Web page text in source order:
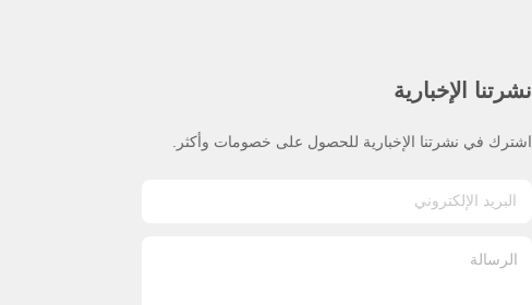
نشرتنا الإخبارية
اشترك في نشرتنا الإخبارية للحصول على خصومات وأكثر.